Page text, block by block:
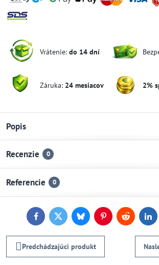
Vrátenie: do 14 dní
Záruka: 24 mesiacov 2%
Popis
Recenzie 0
Referencie 0
FacebookTwitterBlueskyPinterestReddit
Predchádzajúci produkt